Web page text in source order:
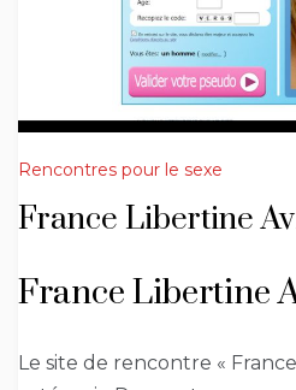
Rencontres pour le sexe
France Libertine
France Libertine
Le site de rencontre «